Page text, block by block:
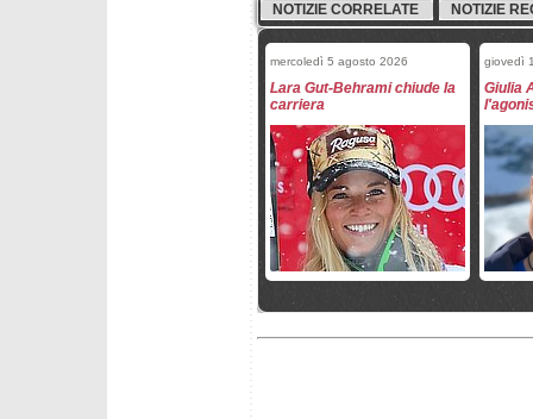
NOTIZIE CORRELATE NOTIZIE
mercoledì 5 agosto 2026
Lara Gut-Behrami chiude la
carriera
giovedì
Giulia
Broderick Thompson
e